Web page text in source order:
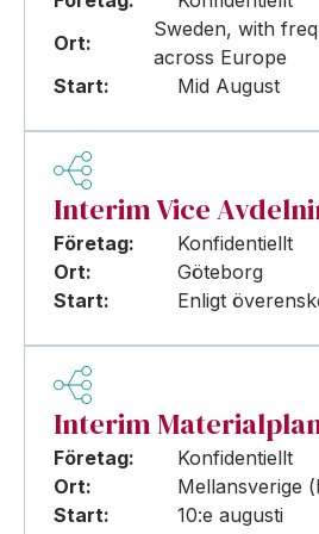
Ort:
Sweden, with
across Europe
Start:
Mid August
Interim Vice
Företag:
Konfidentiellt
Ort:
Göteborg
Start:
Enligt
Interim
Företag:
Konfidentiellt
Ort:
Mellansverige
Start:
10:e augusti